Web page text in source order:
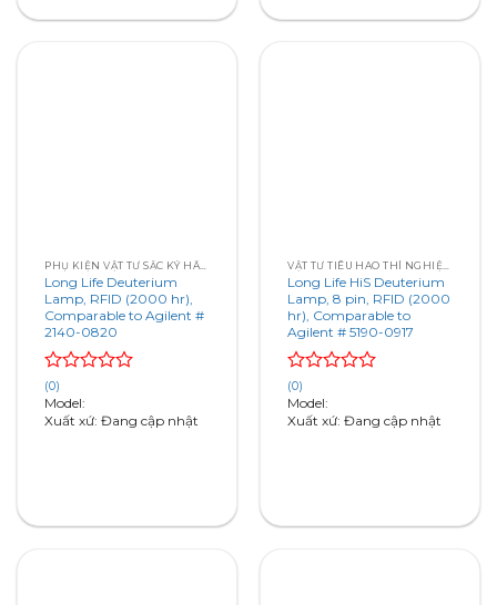
Long Life Deuterium
Lamp, RFID (2000 hr),
Comparable to Agilent #
2140-0820
Rated
0
out
(0)
Model:
Xuất xứ: Đang cập nhật
Long Life HiS Deuterium
Lamp, 8 pin, RFID (2000
hr), Comparable to
Agilent # 5190-0917
Rated
0
out
(0)
Model:
Xuất xứ: Đang cập nhật